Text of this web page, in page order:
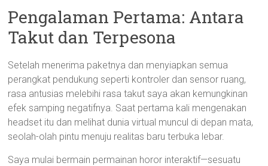
Pengalaman Pertama: Antara
Takut dan Terpesona
Setelah menerima paketnya dan menyiapkan semua
perangkat pendukung seperti kontroler dan sensor ruang,
rasa antusias melebihi rasa takut saya akan kemungkinan
efek samping negatifnya. Saat pertama kali mengenakan
headset itu dan melihat dunia virtual muncul di depan mata,
seolah-olah pintu menuju realitas baru terbuka lebar.
Saya mulai bermain permainan horor interaktif—sesuatu